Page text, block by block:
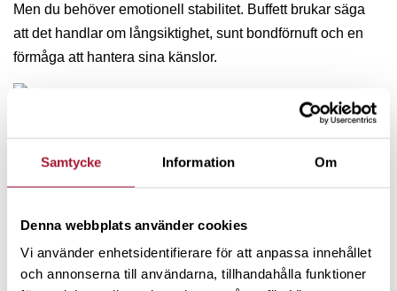
Samtycke Information Om
Denna webbplats använder cookies
Vi använder enhetsidentifierare för att anpassa innehållet
och annonserna till användarna, tillhandahålla funktioner
Men du behöver emotionell stabilitet. Buffett brukar säga
att det handlar om långsiktighet, sunt bondförnuft och en
förmåga att hantera sina känslor.
Vad har varit ditt framgångsrecept på börsen?
vetgirig och försöker se motgångar och tuffa tider som
möjligheter till lärande och utveckling.
Twitterkonto
, där han bland annat